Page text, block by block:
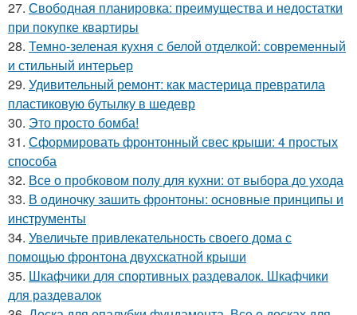
27. Свободная планировка: преимущества и недостатки
при покупке квартиры
28. Темно-зеленая кухня с белой отделкой: современный
и стильный интерьер
29. Удивительный ремонт: как мастерица превратила
пластиковую бутылку в шедевр
30. Это просто бомба!
31. Сформировать фронтонный свес крыши: 4 простых
способа
32. Все о пробковом полу для кухни: от выбора до ухода
33. В одиночку зашить фронтоны: основные принципы и
инструменты
34. Увеличьте привлекательность своего дома с
помощью фронтона двухскатной крыши
35. Шкафчики для спортивных раздевалок. Шкафчики
для раздевалок